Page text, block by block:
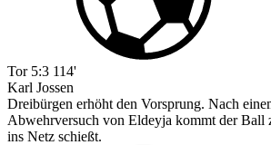
Tor 5:3 114'
Karl Jossen
Dreibürgen erhöht den Vorsprung. Nach
Abwehrversuch von Eldeyja kommt der Ball
ins Netz schießt.